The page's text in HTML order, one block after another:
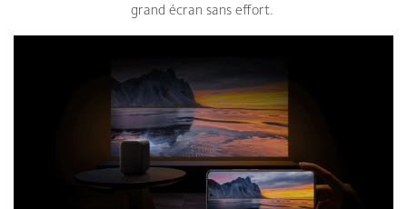
grand écran sans effort.